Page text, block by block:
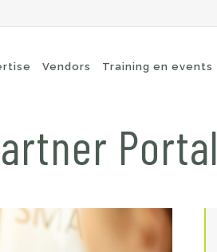
Security
Wi-Fi / Bluetooth
Vendors Training en events
Portal